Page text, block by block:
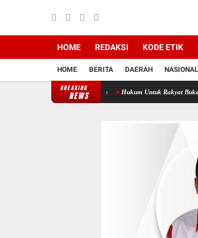
HOME REDAKSI KODE ETIK
HOME BERITA DAERAH NASIONAL
BREAKING
NEWS
Hukum Untuk Rakyat Bukan Rakyat Untuk